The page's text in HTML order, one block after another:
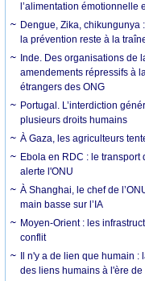
l’alimentation émotionnelle
Dengue, Zika, chikungunya
la prévention reste à la
Inde. Des organisations de
amendements répressifs à
étrangers des ONG
Portugal. L’interdiction
plusieurs droits humains
À Gaza, les agriculteurs
Ebola en RDC : le
alerte l'ONU
À Shanghai, le chef de
main basse sur l’IA
Moyen-Orient : les
conflit
Il n'y a de lien que humain
des liens humains à l'ère de